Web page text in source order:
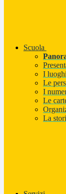
Scuola
I luoghi
Le
I
Le
La